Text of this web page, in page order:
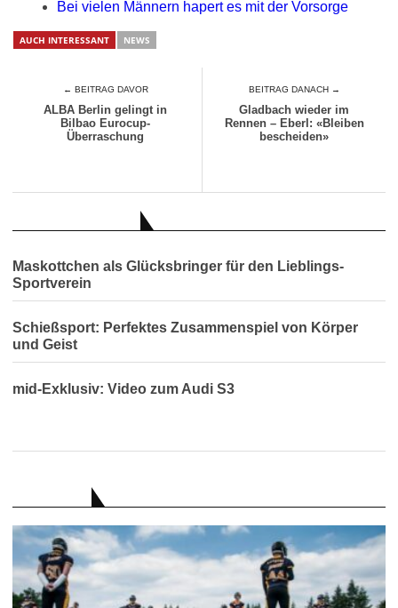
Bei vielen Männern hapert es mit der Vorsorge
AUCH INTERESSANT NEWS
← BEITRAG DAVOR
ALBA Berlin gelingt in
Bilbao Eurocup-
Überraschung
BEITRAG DANACH →
Gladbach wieder im
Rennen – Eberl: «Bleiben
bescheiden»
Maskottchen als Glücksbringer für den Lieblings-
Sportverein
Schießsport: Perfektes Zusammenspiel von Körper
und Geist
mid-Exklusiv: Video zum Audi S3